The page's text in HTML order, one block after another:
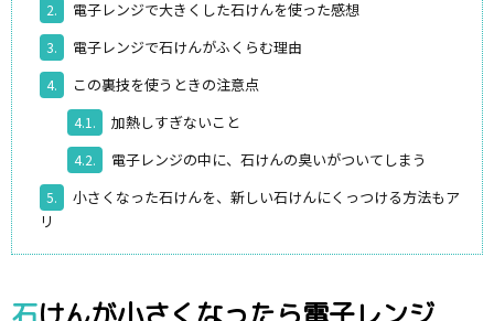
2. 電子レンジで大きくした石けんを使った感想
3. 電子レンジで石けんがふくらむ理由
4. この裏技を使うときの注意点
4.1. 加熱しすぎないこと
4.2. 電子レンジの中に、石けんの臭いがついてしまう
5.
小さくなった石けんを、新しい石けんにくっつける方法もア
リ